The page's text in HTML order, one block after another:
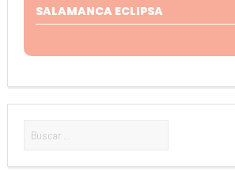
SALAMANCA ECLIPSA